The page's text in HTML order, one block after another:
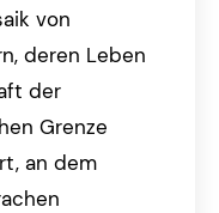
von
deren Leben
der
Grenze
an dem